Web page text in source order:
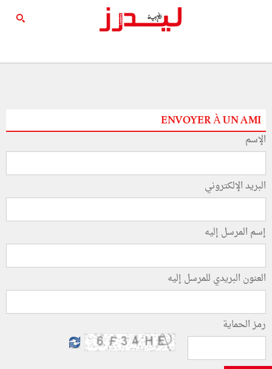
ENVOYER À UN AMI
الإسم
البريد الإلكتروني
إسم المرسل إليه
العنون البريدي للمرسل إليه
رمز الحماية